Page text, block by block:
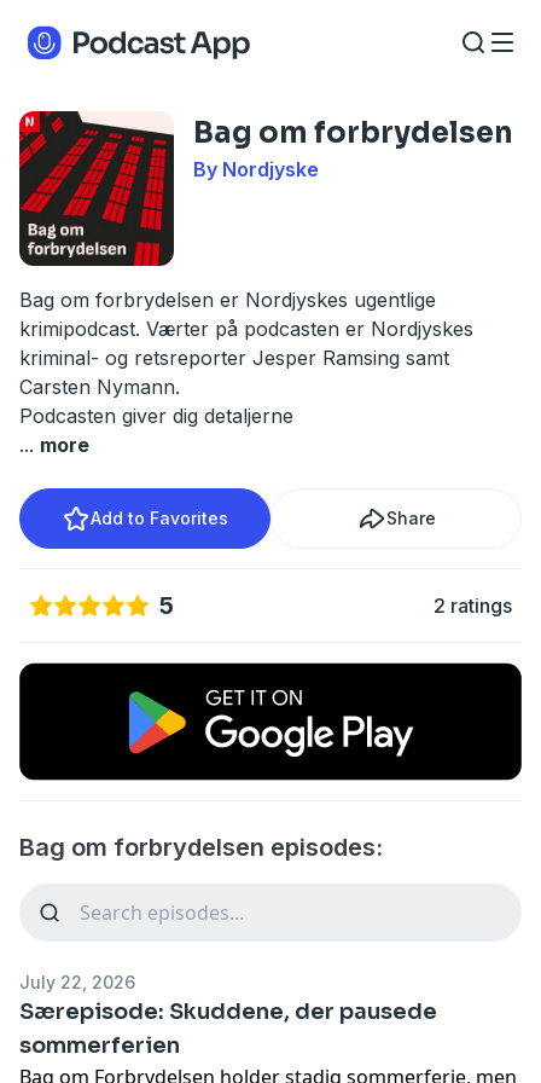
Bag om forbrydelsen
By Nordjyske
Bag om forbrydelsen er Nordjyskes ugentlige
krimipodcast. Værter på podcasten er Nordjyskes
kriminal- og retsreporter Jesper Ramsing samt
Carsten Nymann.
Podcasten giver dig detaljerne
... more
Add to Favorites Share
5 2 ratings
Bag om forbrydelsen episodes:
July 22, 2026
Særepisode: Skuddene, der pausede
sommerferien
Bag om Forbrydelsen holder stadig sommerferie, men